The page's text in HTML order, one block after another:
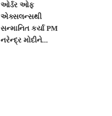
ઓર્ડર ઓફ
એક્સલન્સથી
સન્માનિત કર્યા PM
નરેન્દ્ર મોદીને...